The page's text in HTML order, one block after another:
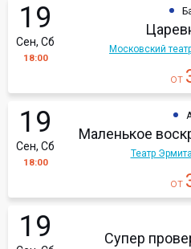
19
Сен, Сб
18:00
Московский
от
19
Сен, Сб
18:00
Маленькое
Театр
от
19 Супер